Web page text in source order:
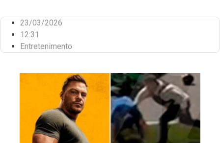
23/03/2026
12:31
Entretenimento